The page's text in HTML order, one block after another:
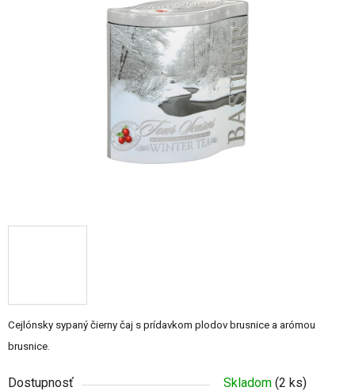
Cejlónsky sypaný čierny čaj s prídavkom plodov brusnice a arómou
brusnice.
Dostupnosť Skladom (2 ks)